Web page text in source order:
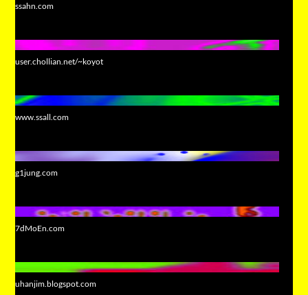
ssahn.com
user.chollian.net/~koyot
www.ssall.com
g1jung.com
7dMoEn.com
uhanjim.blogspot.com